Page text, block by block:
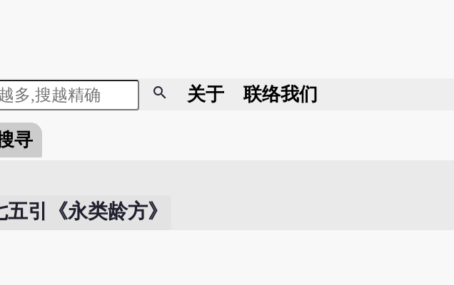
search 关于 联络我们
寻
五引《永类龄方》